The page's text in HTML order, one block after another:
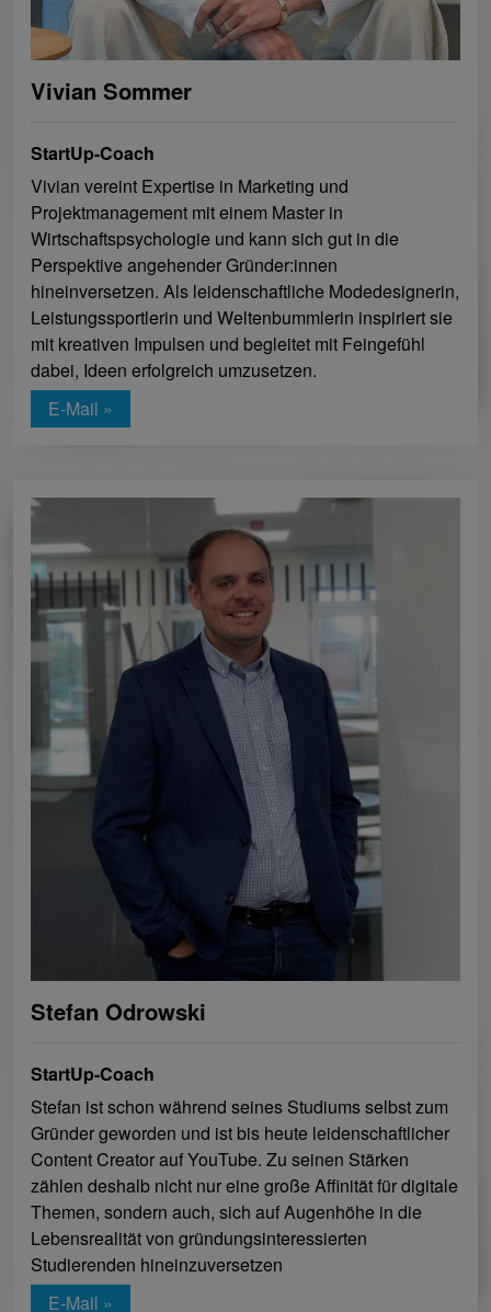
Vivian Sommer
StartUp-Coach
Vivian vereint Expertise in Marketing und
Projektmanagement mit einem Master in
Wirtschaftspsychologie und kann sich gut in die
Perspektive angehender Gründer:innen
hineinversetzen. Als leidenschaftliche Modedesignerin,
Leistungssportlerin und Weltenbummlerin inspiriert sie
mit kreativen Impulsen und begleitet mit Feingefühl
dabei, Ideen erfolgreich umzusetzen.
E-Mail »
Stefan Odrowski
StartUp-Coach
Stefan ist schon während seines Studiums selbst zum
Gründer geworden und ist bis heute leidenschaftlicher
Content Creator auf YouTube. Zu seinen Stärken
zählen deshalb nicht nur eine große Affinität für digitale
Themen, sondern auch, sich auf Augenhöhe in die
Lebensrealität von gründungsinteressierten
Studierenden hineinzuversetzen
E-Mail »